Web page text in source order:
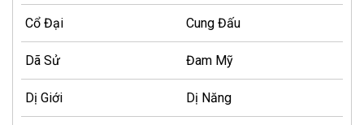
Cổ Đại Cung Đấu
Dã Sử Đam Mỹ
Dị Giới Dị Năng